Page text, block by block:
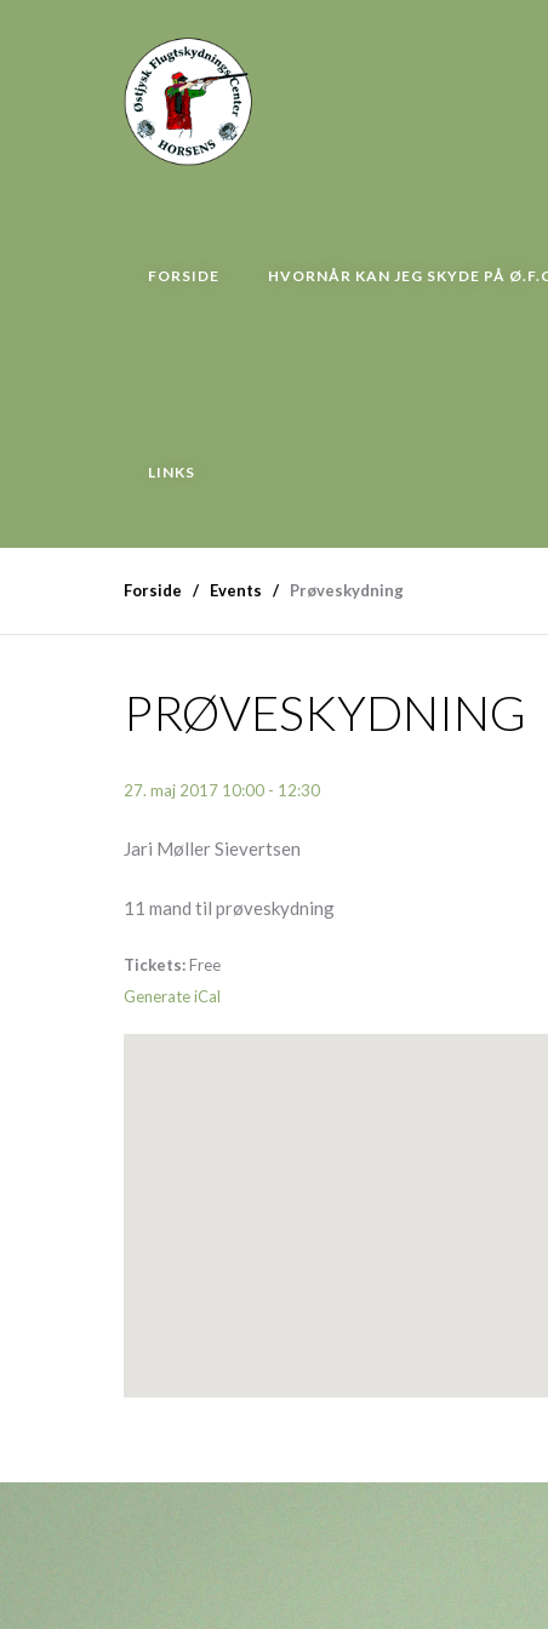
FORSIDE HVORNÅR KAN JEG SKYDE PÅ
LINKS
Forside Events Prøveskydning
PRØVESKYDNING
27. maj 2017 10:00 - 12:30
Jari Møller Sievertsen
11 mand til prøveskydning
Tickets:Free
Generate iCal